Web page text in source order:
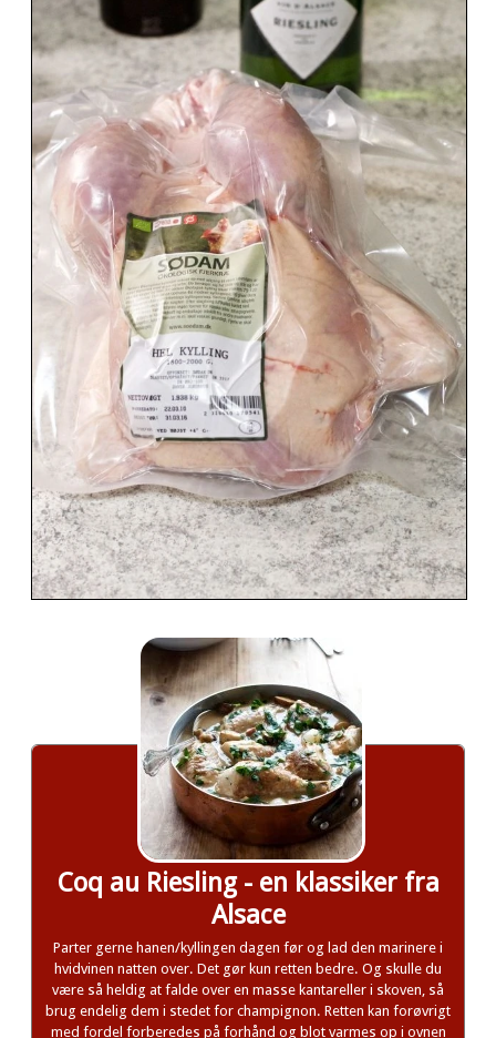
Coq au Riesling - en klassiker fra
Alsace
Parter gerne hanen/kyllingen dagen før og lad den marinere i
hvidvinen natten over. Det gør kun retten bedre. Og skulle du
være så heldig at falde over en masse kantareller i skoven, så
brug endelig dem i stedet for champignon. Retten kan forøvrigt
med fordel forberedes på forhånd og blot varmes op i ovnen